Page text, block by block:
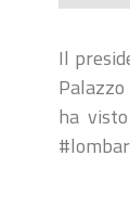
Il
ha